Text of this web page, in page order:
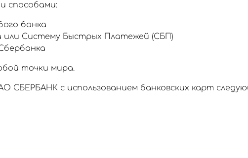
способами:
банка
или Систему Быстрых Платежей (СБП)
точки мира.
СБЕРБАНК с использованием банковских карт